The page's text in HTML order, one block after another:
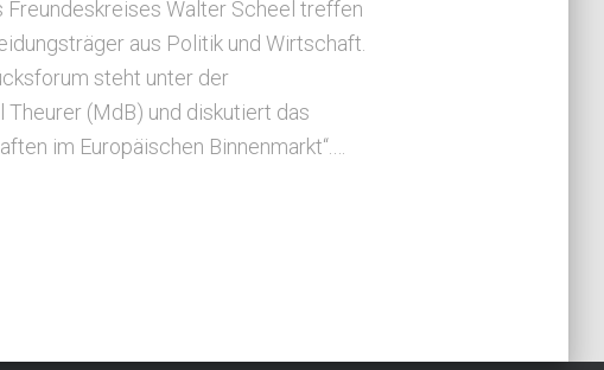
Freundeskreises Walter Scheel treffen
aus Politik und Wirtschaft.
steht unter der
(MdB) und diskutiert das
im Europäischen Binnenmarkt“.…